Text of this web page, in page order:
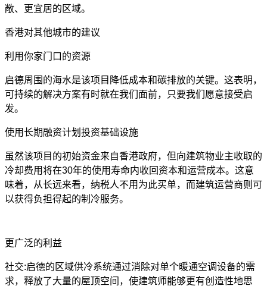
敞、更宜居的区域。
香港对其他城市的建议
利用你家门口的资源
启德周围的海水是该项目降低成本和碳排放的关键。这表明，
可持续的解决方案有时就在我们面前，只要我们愿意接受启
发。
使用长期融资计划投资基础设施
虽然该项目的初始资金来自香港政府，但向建筑物业主收取的
冷却费用将在30年的使用寿命内收回资本和运营成本。这意
味着，从长远来看，纳税人不用为此买单，而建筑运营商则可
以获得负担得起的制冷服务。
更广泛的利益
社交:启德的区域供冷系统通过消除对单个暖通空调设备的需
求，释放了大量的屋顶空间，使建筑师能够更有创造性地思